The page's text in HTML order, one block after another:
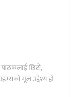
पाठकलाई छिटो,
मूल उद्देश्य हो